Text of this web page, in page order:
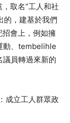
取名“工人和社
的，建基於我們
會上，例如擁
動、tembelihle
議員轉過來新的
成立工人群眾政